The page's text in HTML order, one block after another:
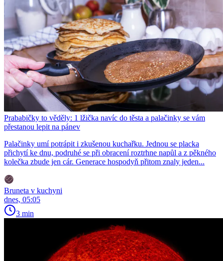
Prababičky to věděly: 1 lžička navíc do těsta a palačinky se vám
přestanou lepit na pánev
Palačinky umí potrápit i zkušenou kuchařku. Jednou se placka
přichytí ke dnu, podruhé se při obracení roztrhne napůl a z pěkného
kolečka zbude jen cár. Generace hospodyň přitom znaly jeden...
Bruneta v kuchyni
dnes, 05:05
3 min